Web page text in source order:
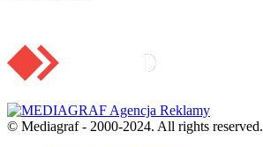
© Mediagraf - 2000-2024. All rights reserved.